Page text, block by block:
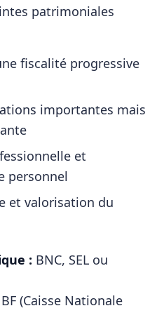
patrimoniales
fiscalité progressive
importantes mais
et
personnel
et valorisation du
: BNC, SEL ou
(Caisse Nationale